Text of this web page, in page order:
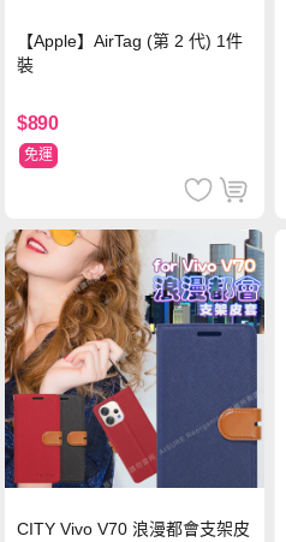
【Apple】AirTag (第 2 代) 1件
裝
$890
免運
CITY Vivo V70 浪漫都會支架皮